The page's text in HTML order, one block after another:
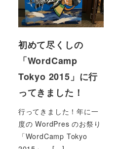
初めて尽くしの
「WordCamp
Tokyo 2015」に行
ってきました！
行ってきました！年に一
度の WordPres のお祭り
「WordCamp Tokyo